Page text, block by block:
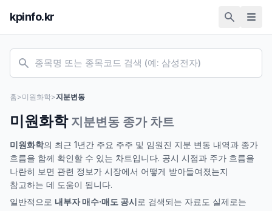
kpinfo.kr
홈>미원화학>지분변동
미원화학 지분변동 종가 차트
미원화학의 최근 1년간 주요 주주 및 임원진 지분 변동 내역과 종가
흐름을 함께 확인할 수 있는 차트입니다. 공시 시점과 주가 흐름을
나란히 보면 관련 정보가 시장에서 어떻게 받아들여졌는지
참고하는 데 도움이 됩니다.
일반적으로 내부자 매수·매도 공시로 검색되는 자료도 실제로는